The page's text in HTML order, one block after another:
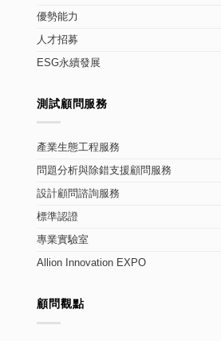
優勢能力
人才招募
ESG永續發展
測試顧問服務
產業生態工程服務
問題分析與除錯支援顧問服務
設計顧問諮詢服務
標準認證
專業實驗室
Allion Innovation EXPO
顧問觀點